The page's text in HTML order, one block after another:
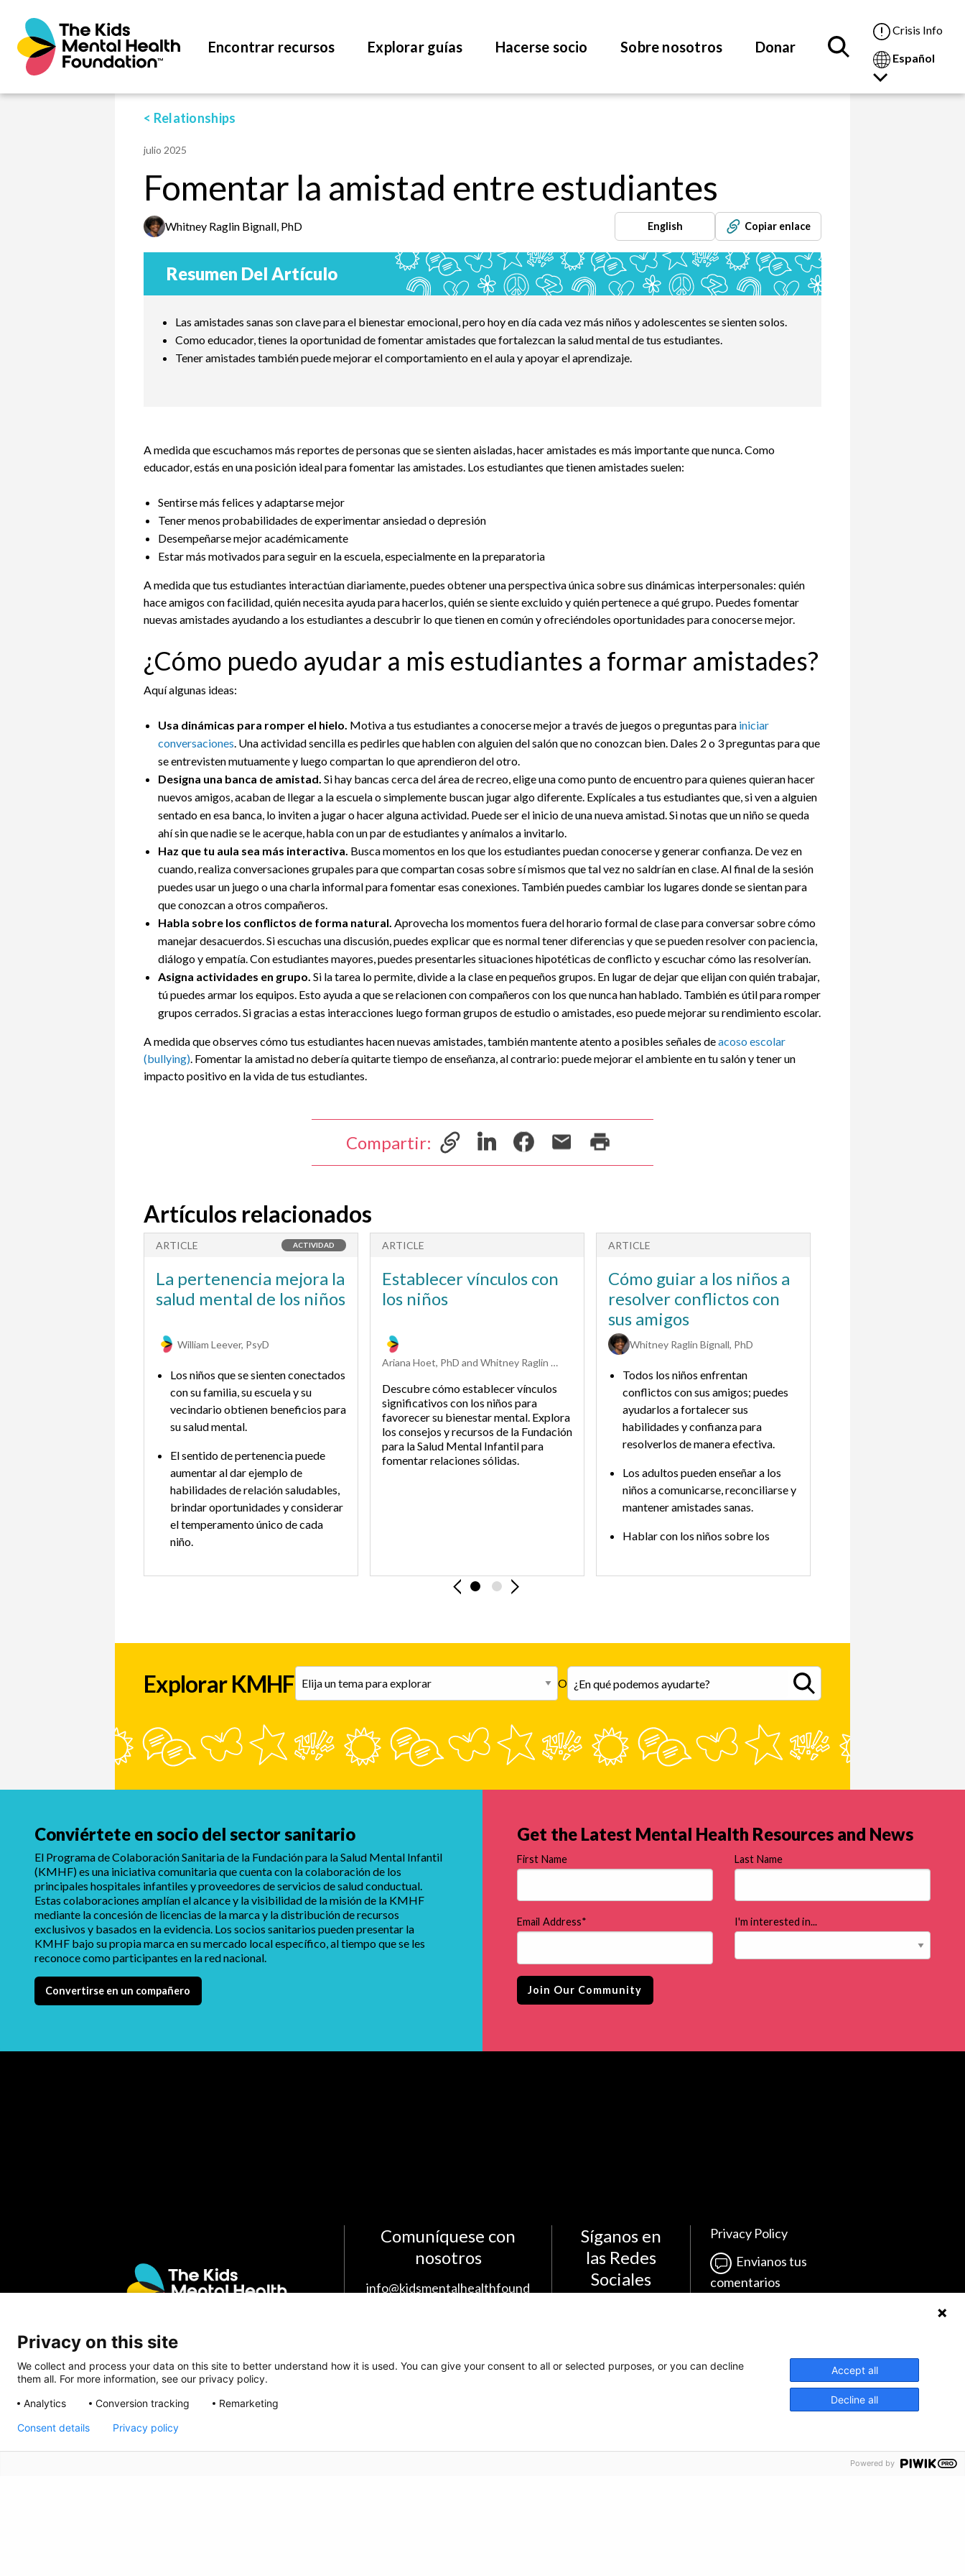
Encontrar recursos Explorar guías Hacerse socio Sobre nosotros Donar
Crisis Info
Español
< Relationships
julio 2025
Fomentar la amistad entre estudiantes
Whitney Raglin Bignall, PhD English Copiar enlace
Resumen Del Artículo
Las amistades sanas son clave para el bienestar emocional, pero hoy en día cada vez más niños y adolescentes se sienten solos.
Como educador, tienes la oportunidad de fomentar amistades que fortalezcan la salud mental de tus estudiantes.
Tener amistades también puede mejorar el comportamiento en el aula y apoyar el aprendizaje.
A medida que escuchamos más reportes de personas que se sienten aisladas, hacer amistades es más importante que nunca. Como
educador, estás en una posición ideal para fomentar las amistades. Los estudiantes que tienen amistades suelen:
Sentirse más felices y adaptarse mejor
Tener menos probabilidades de experimentar ansiedad o depresión
Desempeñarse mejor académicamente
Estar más motivados para seguir en la escuela, especialmente en la preparatoria
A medida que tus estudiantes interactúan diariamente, puedes obtener una perspectiva única sobre sus dinámicas interpersonales: quién
hace amigos con facilidad, quién necesita ayuda para hacerlos, quién se siente excluido y quién pertenece a qué grupo. Puedes fomentar
nuevas amistades ayudando a los estudiantes a descubrir lo que tienen en común y ofreciéndoles oportunidades para conocerse mejor.
¿Cómo puedo ayudar a mis estudiantes a formar amistades?
Aquí algunas ideas:
Usa dinámicas para romper el hielo. Motiva a tus estudiantes a conocerse mejor a través de juegos o preguntas para iniciar
conversaciones. Una actividad sencilla es pedirles que hablen con alguien del salón que no conozcan bien. Dales 2 o 3 preguntas para que
se entrevisten mutuamente y luego compartan lo que aprendieron del otro.
Designa una banca de amistad. Si hay bancas cerca del área de recreo, elige una como punto de encuentro para quienes quieran hacer
nuevos amigos, acaban de llegar a la escuela o simplemente buscan jugar algo diferente. Explícales a tus estudiantes que, si ven a alguien
sentado en esa banca, lo inviten a jugar o hacer alguna actividad. Puede ser el inicio de una nueva amistad. Si notas que un niño se queda
ahí sin que nadie se le acerque, habla con un par de estudiantes y anímalos a invitarlo.
Haz que tu aula sea más interactiva. Busca momentos en los que los estudiantes puedan conocerse y generar confianza. De vez en
cuando, realiza conversaciones grupales para que compartan cosas sobre sí mismos que tal vez no saldrían en clase. Al final de la sesión
puedes usar un juego o una charla informal para fomentar esas conexiones. También puedes cambiar los lugares donde se sientan para
que conozcan a otros compañeros.
Habla sobre los conflictos de forma natural. Aprovecha los momentos fuera del horario formal de clase para conversar sobre cómo
manejar desacuerdos. Si escuchas una discusión, puedes explicar que es normal tener diferencias y que se pueden resolver con paciencia,
diálogo y empatía. Con estudiantes mayores, puedes presentarles situaciones hipotéticas de conflicto y escuchar cómo las resolverían.
Asigna actividades en grupo. Si la tarea lo permite, divide a la clase en pequeños grupos. En lugar de dejar que elijan con quién trabajar,
tú puedes armar los equipos. Esto ayuda a que se relacionen con compañeros con los que nunca han hablado. También es útil para romper
grupos cerrados. Si gracias a estas interacciones luego forman grupos de estudio o amistades, eso puede mejorar su rendimiento escolar.
A medida que observes cómo tus estudiantes hacen nuevas amistades, también mantente atento a posibles señales deacoso escolar
(bullying). Fomentar la amistad no debería quitarte tiempo de enseñanza, al contrario: puede mejorar el ambiente en tu salón y tener un
impacto positivo en la vida de tus estudiantes.
Compartir:
Artículos relacionados
ARTICLE ACTIVIDAD
La pertenencia mejora la
salud mental de los niños
William Leever, PsyD
Los niños que se sienten conectados
con su familia, su escuela y su
vecindario obtienen beneficios para
su salud mental.
El sentido de pertenencia puede
aumentar al dar ejemplo de
habilidades de relación saludables,
brindar oportunidades y considerar
el temperamento único de cada
niño.
ARTICLE
Establecer vínculos con
los niños
Ariana Hoet, PhD and Whitney Raglin Bignall, PhD
Descubre cómo establecer vínculos
significativos con los niños para
favorecer su bienestar mental. Explora
los consejos y recursos de la Fundación
para la Salud Mental Infantil para
fomentar relaciones sólidas.
ARTICLE
Cómo guiar a los niños a
resolver conflictos con
sus amigos
Whitney Raglin Bignall, PhD
Todos los niños enfrentan
conflictos con sus amigos; puedes
ayudarlos a fortalecer sus
habilidades y confianza para
resolverlos de manera efectiva.
Los adultos pueden enseñar a los
niños a comunicarse, reconciliarse y
mantener amistades sanas.
Hablar con los niños sobre los
Previous SlideNext Slide
Explorar KMHF O
CRISIS INFO
Conviértete en socio del sector sanitario
El Programa de Colaboración Sanitaria de la Fundación para la Salud Mental Infantil
(KMHF) es una iniciativa comunitaria que cuenta con la colaboración de los
principales hospitales infantiles y proveedores de servicios de salud conductual.
Estas colaboraciones amplían el alcance y la visibilidad de la misión de la KMHF
mediante la concesión de licencias de la marca y la distribución de recursos
exclusivos y basados en la evidencia. Los socios sanitarios pueden presentar la
KMHF bajo su propia marca en su mercado local específico, al tiempo que se les
reconoce como participantes en la red nacional.
Convertirse en un compañero
Get the Latest Mental Health Resources and News
First Name Last Name
Email Address* I'm interested in...
Comuníquese con
nosotros
info@kidsmentalhealthfound
700 Children's Drive
Síganos en
las Redes
Sociales
Privacy Policy
Envianos tus
comentarios
Privacy on this site
We collect and process your data on this site to better understand how it is used. You can give your consent to all or selected purposes, or you can decline
them all. For more information, see our privacy policy.
Analytics
Conversion tracking Remarketing
Accept all
Decline all
Consent details Privacy policy
Powered by